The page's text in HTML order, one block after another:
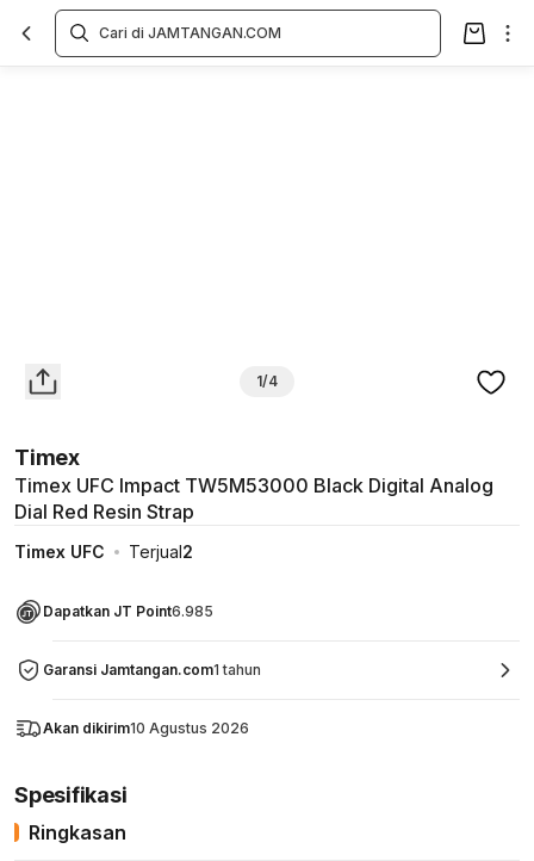
1/4
Timex
Timex UFC Impact TW5M53000 Black Digital Analog
Dial Red Resin Strap
Timex UFC Terjual2
Dapatkan JT Point6.985
Garansi Jamtangan.com1 tahun
Akan dikirim10 Agustus 2026
Spesifikasi
Ringkasan